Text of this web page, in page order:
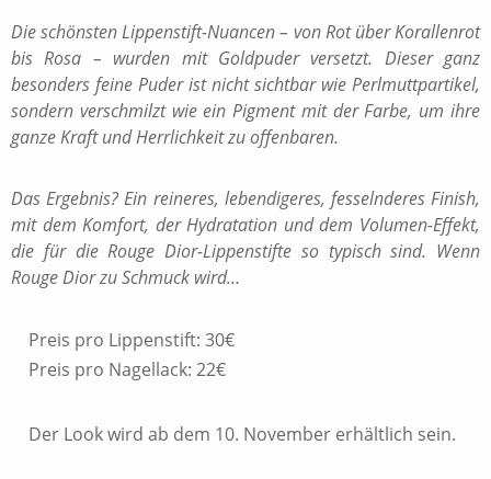
Die schönsten Lippenstift-Nuancen – von Rot über Korallenrot
bis Rosa – wurden mit Goldpuder versetzt. Dieser ganz
besonders feine Puder ist nicht sichtbar wie Perlmuttpartikel,
sondern verschmilzt wie ein Pigment mit der Farbe, um ihre
ganze Kraft und Herrlichkeit zu offenbaren.
Das Ergebnis? Ein reineres, lebendigeres, fesselnderes Finish,
mit dem Komfort, der Hydratation und dem Volumen-Effekt,
die für die Rouge Dior-Lippenstifte so typisch sind. Wenn
Rouge Dior zu Schmuck wird…
Preis pro Lippenstift: 30€
Preis pro Nagellack: 22€
Der Look wird ab dem 10. November erhältlich sein.